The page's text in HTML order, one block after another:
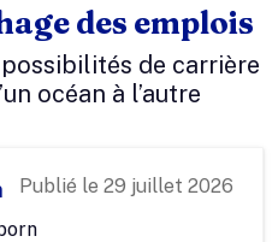
des emplois
de carrière
océan à l’autre
Publié le 29 juillet 2026